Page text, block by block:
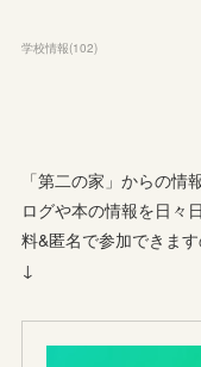
学校情報(102)
「第二の家」からの
ログや本の情報を日々
料&匿名で参加できま
↓